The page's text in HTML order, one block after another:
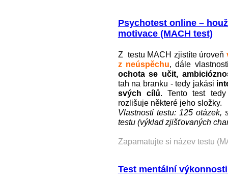
Psychotest online –
motivace (MACH test)
Z testu MACH zjistíte úroveň
z neúspěchu, dále
ochota se učit,
tah na branku - tedy jakási
svých cílů. Tento test
rozlišuje některé jeho složky.
Vlastnosti testu: 125 otázek,
testu (výklad zjišťovaných
Zapamatujte si název testu
Test mentální výkonnosti